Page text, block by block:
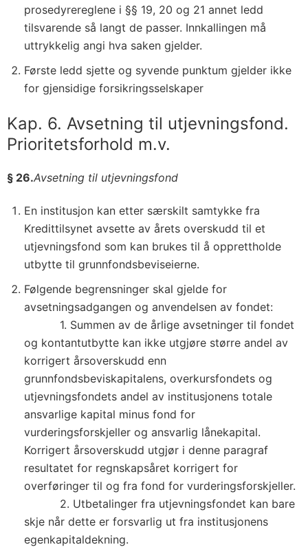
prosedyrereglene i §§ 19, 20 og 21 annet ledd
tilsvarende så langt de passer. Innkallingen må
uttrykkelig angi hva saken gjelder.
Første ledd sjette og syvende punktum gjelder ikke
for gjensidige forsikringsselskaper
Kap. 6. Avsetning til utjevningsfond.
Prioritetsforhold m.v.
§ 26.Avsetning til utjevningsfond
En institusjon kan etter særskilt samtykke fra
Kredittilsynet avsette av årets overskudd til et
utjevningsfond som kan brukes til å opprettholde
utbytte til grunnfondsbeviseierne.
Følgende begrensninger skal gjelde for
avsetningsadgangen og anvendelsen av fondet:
1. Summen av de årlige avsetninger til fondet
og kontantutbytte kan ikke utgjøre større andel av
korrigert årsoverskudd enn
grunnfondsbeviskapitalens, overkursfondets og
utjevningsfondets andel av institusjonens totale
ansvarlige kapital minus fond for
vurderingsforskjeller og ansvarlig lånekapital.
Korrigert årsoverskudd utgjør i denne paragraf
resultatet for regnskapsåret korrigert for
overføringer til og fra fond for vurderingsforskjeller.
2. Utbetalinger fra utjevningsfondet kan bare
skje når dette er forsvarlig ut fra institusjonens
egenkapitaldekning.